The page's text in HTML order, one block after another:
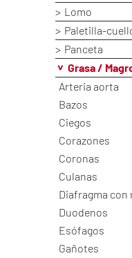
Lomo
Paletilla-
Panceta
Grasa /
Arteria aorta
Bazos
Ciegos
Corazones
Coronas
Culanas
Diafragma con
Duodenos
Esófagos
Gañotes